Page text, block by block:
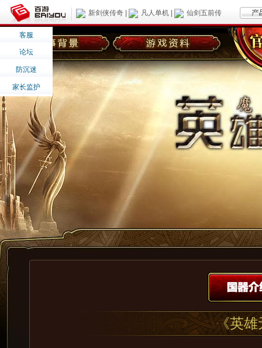
新剑侠传奇 凡人单机 仙剑五前传
客服
论坛
防沉迷
家长监护
《英雄